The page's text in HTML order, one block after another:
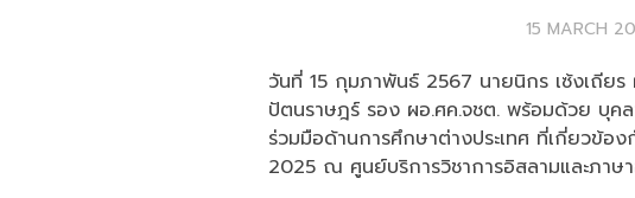
15 MARCH
วันที่ 15 กุมภาพันธ์ 2567 นายนิกร เซ้งเถีย
ปัตนราษฎร์ รอง ผอ.ศค.จชต. พร้อมด้วย บุคล
ร่วมมือด้านการศึกษาต่างประเทศ ที่เกี่ยวข้อ
2025 ณ ศูนย์บริการวิชาการอิสลามและภาษ